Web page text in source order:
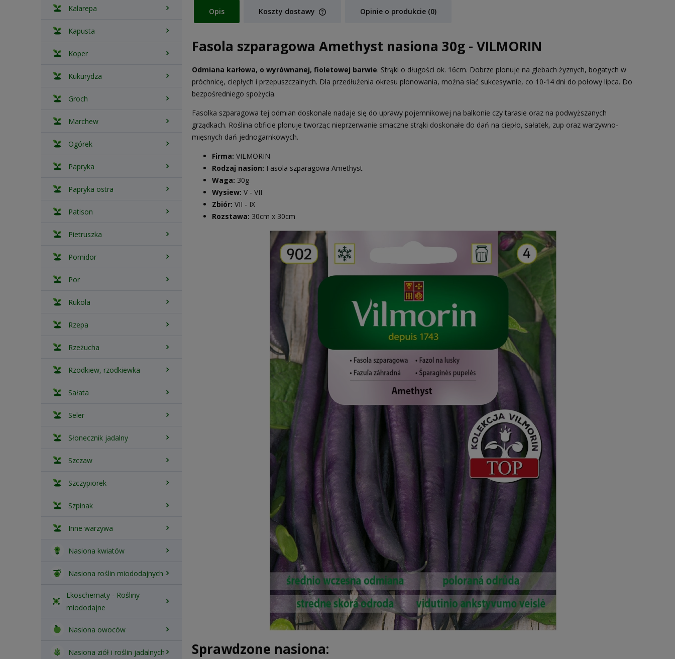
Kalarepa
Kapusta
Koper
Kukurydza
Groch
Marchew
Ogórek
Papryka
Papryka ostra
Patison
Pietruszka
Pomidor
Por
Rukola
Rzepa
Rzeżucha
Rzodkiew, rzodkiewka
Sałata
Seler
Słonecznik jadalny
Szczaw
Szczypiorek
Szpinak
Inne warzywa
Nasiona kwiatów
Nasiona roślin miododajnych
Ekoschematy - Rośliny
miododajne
Nasiona owoców
Nasiona ziół i roślin jadalnych
Opis Koszty dostawy
płatności
Opinie o produkcie (0)
Fasola szparagowa Amethyst nasiona 30g - VILMORIN
Odmiana karłowa, o wyrównanej, fioletowej barwie. Strąki o długości ok. 16cm. Dobrze plonuje na glebach żyznych, bogatych w
próchnicę, ciepłych i przepuszczalnych. Dla przedłużenia okresu plonowania, można siać sukcesywnie, co 10-14 dni do połowy lipca. Do
bezpośredniego spożycia.
Fasolka szparagowa tej odmian doskonale nadaje się do uprawy pojemnikowej na balkonie czy tarasie oraz na podwyższanych
grządkach. Roślina obficie plonuje tworząc nieprzerwanie smaczne strąki doskonałe do dań na ciepło, sałatek, zup oraz warzywno-
mięsnych dań jednogarnkowych.
Firma: VILMORIN
Rodzaj nasion: Fasola szparagowa Amethyst
Waga: 30g
Wysiew: V - VII
Zbiór: VII - IX
Rozstawa: 30cm x 30cm
Sprawdzone nasiona: